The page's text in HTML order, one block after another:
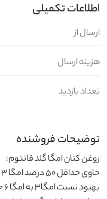
اطلاعات تکمیلی
ارسال از
هزینه ارسال
تعداد بازدید
توضیحات فروشنده